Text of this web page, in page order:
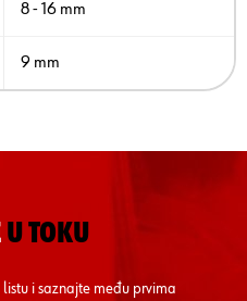
8 - 16 mm
9 mm
U TOKU
i saznajte među prvima